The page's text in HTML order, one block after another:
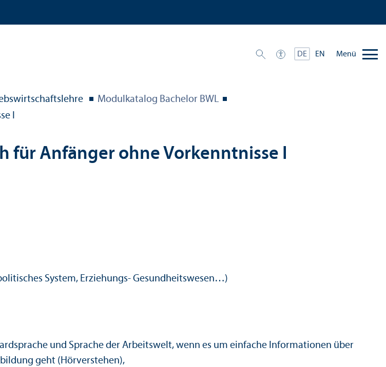
DE EN Menü
Modulkatalog Bachelor BWL
I
für Anfänger ohne Vor­kenntnisse I
System, Erziehungs- Gesundheits­wesen…)
und Sprache der Arbeits­welt, wenn es um einfache Informationen über
geht (Hörverstehen),